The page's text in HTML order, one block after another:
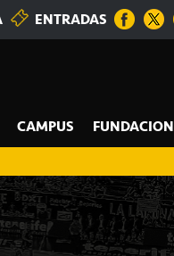
ENTRADAS
CAMPUS FUNDACION